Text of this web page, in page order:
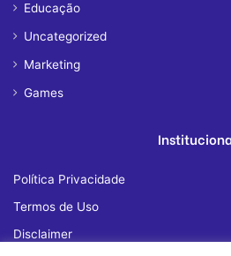
Educação
Uncategorized
Marketing
Games
Política Privacidade
Termos de Uso
Disclaimer